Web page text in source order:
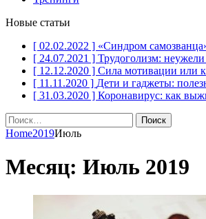
Новые статьи
[ 02.02.2022 ] «Синдром
[ 24.07.2021 ] Трудоголизм: неужели
[ 12.12.2020 ] Сила мотивации или
[ 11.11.2020 ] Дети и гаджеты:
[ 31.03.2020 ] Коронавирус: как
Найти:
Home2019Июль
Месяц: Июль 2019